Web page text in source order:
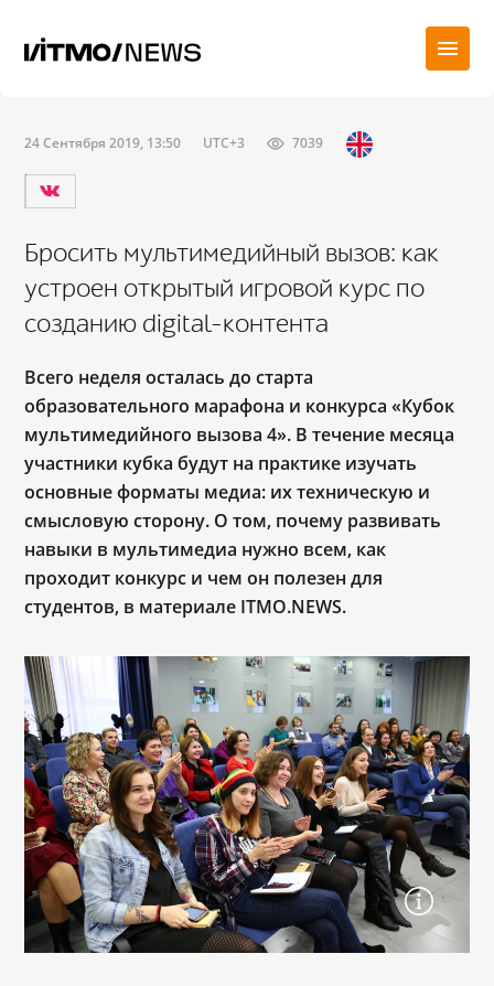
24 Сентября 2019, 13:50 UTC+3 7039
Бросить мультимедийный вызов: как
устроен открытый игровой курс по
созданию digital-контента
Всего неделя осталась до старта
образовательного марафона и конкурса «Кубок
мультимедийного вызова 4». В течение месяца
участники кубка будут на практике изучать
основные форматы медиа: их техническую и
смысловую сторону. О том, почему развивать
навыки в мультимедиа нужно всем, как
проходит конкурс и чем он полезен для
студентов, в материале ITMO.NEWS.